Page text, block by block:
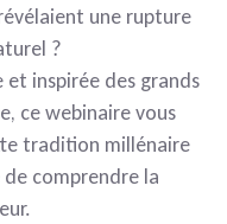
une rupture
?
et inspirée des grands
ce webinaire vous
tradition millénaire
comprendre la